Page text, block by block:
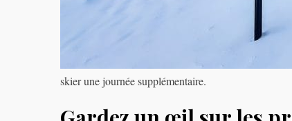
skier une journée supplémentaire.